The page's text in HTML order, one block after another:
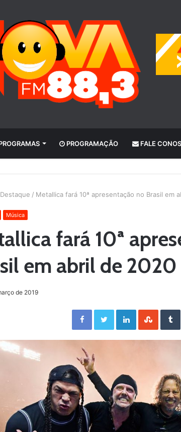
PROGRAMAÇÃO FALE
Destaque / Metallica fará 10ª apresentação no Brasil em
Música
fará 10ª
em abril de 2020
de 2019
Facebook Twitter LinkedIn StumbleUpon